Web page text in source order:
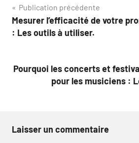
Navigation
de
Publication précédente
Mesurer l’efficacité de votre
: Les outils à utiliser.
Pourquoi les concerts et
pour les musiciens :
Laisser un commentaire